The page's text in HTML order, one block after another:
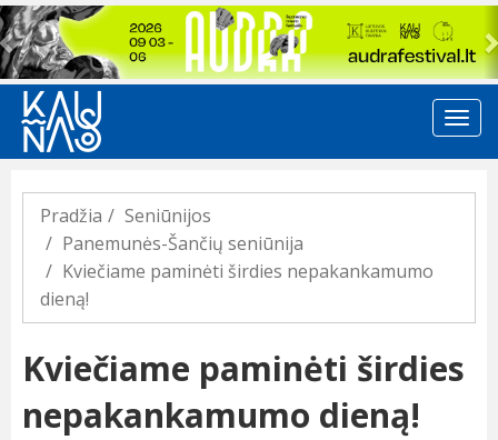
Previous
Pradžia
Seniūnijos
Panemunės-Šančių seniūnija
Kviečiame paminėti širdies nepakankamumo
dieną!
Kviečiame paminėti širdies
nepakankamumo dieną!